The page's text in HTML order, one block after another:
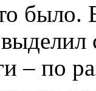
было.
– по